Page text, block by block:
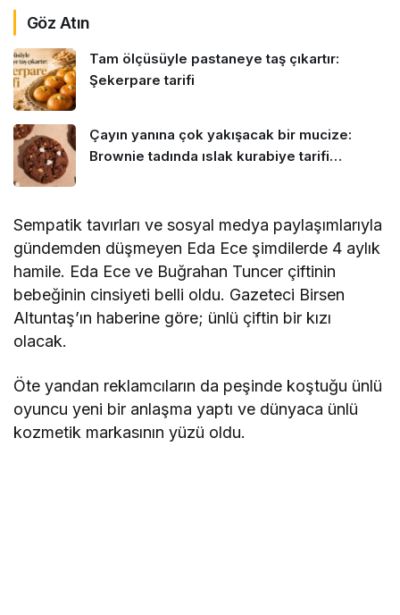
Göz Atın
Tam ölçüsüyle pastaneye taş çıkartır:
Şekerpare tarifi
Çayın yanına çok yakışacak bir mucize:
Brownie tadında ıslak kurabiye tarifi…
Sempatik tavırları ve sosyal medya paylaşımlarıyla
gündemden düşmeyen Eda Ece şimdilerde 4 aylık
hamile. Eda Ece ve Buğrahan Tuncer çiftinin
bebeğinin cinsiyeti belli oldu. Gazeteci Birsen
Altuntaş’ın haberine göre; ünlü çiftin bir kızı
olacak.
Öte yandan reklamcıların da peşinde koştuğu ünlü
oyuncu yeni bir anlaşma yaptı ve dünyaca ünlü
kozmetik markasının yüzü oldu.